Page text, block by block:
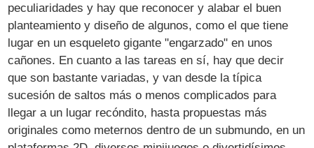
peculiaridades y hay que reconocer y alabar el buen
planteamiento y diseño de algunos, como el que tiene
lugar en un esqueleto gigante "engarzado" en unos
cañones. En cuanto a las tareas en sí, hay que decir
que son bastante variadas, y van desde la típica
sucesión de saltos más o menos complicados para
llegar a un lugar recóndito, hasta propuestas más
originales como meternos dentro de un submundo, en un